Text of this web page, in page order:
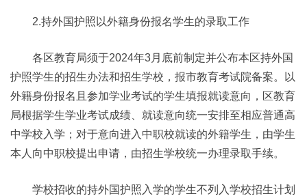
2.持外国护照以外籍身份报名学生的录取工作
各区教育局须于2024年3月底前制定并公布本区持外国
护照学生的招生办法和招生学校，报市教育考试院备案。以
外籍身份报名且参加学业考试的学生填报就读意向，区教育
局根据学生学业考试成绩、就读意向统一安排至相应普通高
中学校入学；对于意向进入中职校就读的外籍学生，由学生
本人向中职校提出申请，由招生学校统一办理录取手续。
学校招收的持外国护照入学的学生不列入学校招生计划